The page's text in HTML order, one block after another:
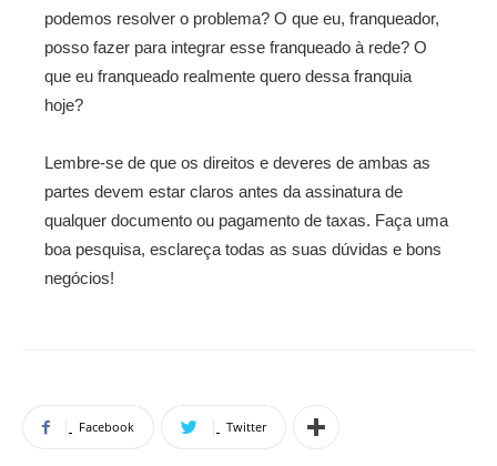
podemos resolver o problema? O que eu, franqueador,
posso fazer para integrar esse franqueado à rede? O
que eu franqueado realmente quero dessa franquia
hoje?
Lembre-se de que os direitos e deveres de ambas as
partes devem estar claros antes da assinatura de
qualquer documento ou pagamento de taxas. Faça uma
boa pesquisa, esclareça todas as suas dúvidas e bons
negócios!
Facebook Twitter